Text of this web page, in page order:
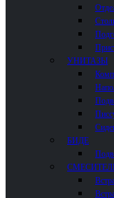
УНИТАЗЫ
БИДЕ